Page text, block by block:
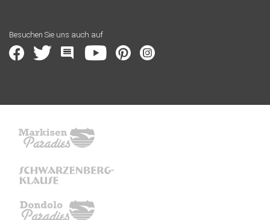
Besuchen Sie uns auch auf